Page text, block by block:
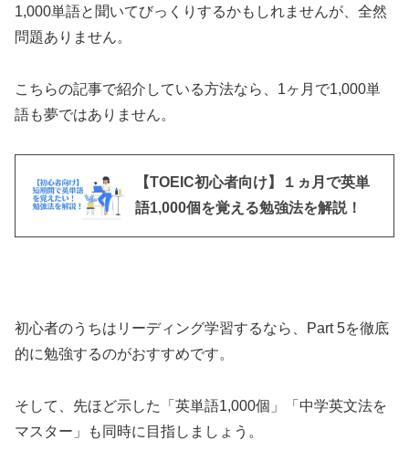
1,000単語と聞いてびっくりするかもしれませんが、全然
問題ありません。
こちらの記事で紹介している方法なら、1ヶ月で1,000単
語も夢ではありません。
【TOEIC初心者向け】１ヵ月で英単
語1,000個を覚える勉強法を解説！
初心者のうちはリーディング学習するなら、Part 5を徹底
的に勉強するのがおすすめです。
そして、先ほど示した「英単語1,000個」「中学英文法を
マスター」も同時に目指しましょう。